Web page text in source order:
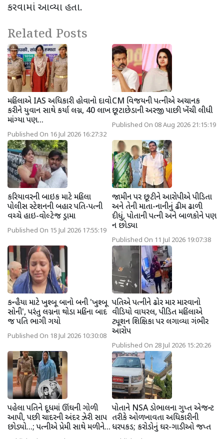
કરવામાં આવ્યા હતા.
Related Posts
મહિલાએ IAS અધિકારી હોવાનો દાવો
કરીને યુવાન સાથે કર્યા લગ્ન, 40 લાખ
માંગ્યા પણ...
Published On 16 Jul 2026 16:27:32
CM વિજયની પત્નીએ અચાનક
છૂટાછેડાની અરજી પાછી ખેંચી લીધી
Published On 08 Aug 2026 21:15:19
કરિયાવરની બાઇક માટે મહિલા
પોલીસ સ્ટેશનની બહાર પતિ-પત્ની
વચ્ચે હાઇ-વોલ્ટેજ ડ્રામા
Published On 15 Jul 2026 17:55:19
જામીન પર છૂટીને આરોપીએ પીડિતા
અને તેની માતા-નાનીનું ઢીમ ઢાળી
દીધું, પોતાની પત્ની અને બાળકોને પણ
ન છોડ્યા
Published On 11 Jul 2026 19:07:38
કન્હૈયા માટે ખુશ્બૂ બાનો બની 'ખુશ્બૂ
સોની', પરંતુ લગ્નના થોડા મહિના બાદ
જ પતિ ભાગી ગયો
Published On 18 Jul 2026 10:30:08
પતિએ પત્નીને ઢોર માર મારવાનો
વીડિયો વાયરલ, પીડિત મહિલાએ
ટ્યૂશન શિક્ષિકા પર લગાવ્યા ગંભીર
આરોપ
Published On 28 Jul 2026 15:20:26
પહેલા પતિને દૂધમાં ઊંઘની ગોળી
આપી, પછી ચાદરની અંદર ઝેરી સાપ
છોડ્યો...; પત્નીએ પ્રેમી સાથે મળીને...
પોતાને NSA ડોભાલના ગુપ્ત એજન્ટ
તરીકે ઓળખાવતા અધિકારીની
ધરપકડ; કરોડોનું ઘર-ગાડીઓ જપ્ત